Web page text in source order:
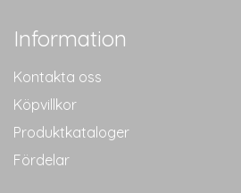
Information
Kontakta oss
Köpvillkor
Produktkataloger
Fördelar